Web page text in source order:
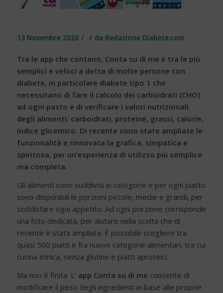
13 Novembre 2020 / / da Redazione Diabete.com
Tra le app che contano, Conta su di me è tra le più
semplici e veloci a detta di molte persone con
diabete, in particolare diabete tipo 1 che
necessitano di fare il calcolo dei carboidrati (CHO)
ad ogni pasto e di verificare i valori nutrizionali
degli alimenti: carboidrati, proteine, grassi, calorie,
indice glicemico. Di recente sono state ampliate le
funzionalità e rinnovata la grafica, simpatica e
spiritosa, per un’esperienza di utilizzo più semplice
ma completa.
Gli alimenti sono suddivisi in categorie e per ogni piatto
sono disponibili le porzioni piccole, medie e grandi, per
soddisfare ogni appetito. Ad ogni porzione corrisponde
una foto dedicata, per aiutare nella scelta che di
recente è stata ampliata. È possibile scegliere tra
quasi 500 piatti e fra nuove categorie alimentari, tra cui
cucina etnica, senza glutine e piatti aproteici.
Ma non è finita. L’ app Conta su di me consente di
modificare il peso degli ingredienti in base alle proprie